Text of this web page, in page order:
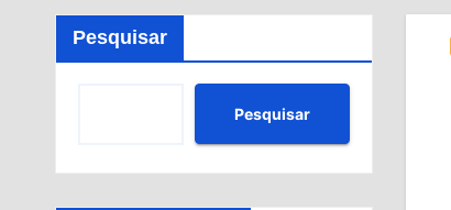
Pesquisar
Pesquisar